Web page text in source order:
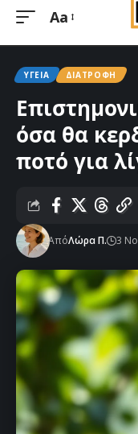
Μεγέθυνση
Aa
ΥΓΕΊΑ ΔΙΑΤΡΟΦΉ
όσα θα
ποτό για
ΑπόΛώρα Π. 3